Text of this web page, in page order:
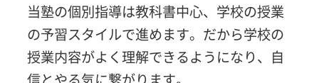
当塾の個別指導は教科書中心、学校の授業
の予習スタイルで進めます。だから学校の
授業内容がよく理解できるようになり、自